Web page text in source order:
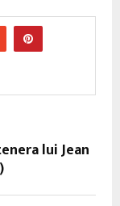
lui Jean